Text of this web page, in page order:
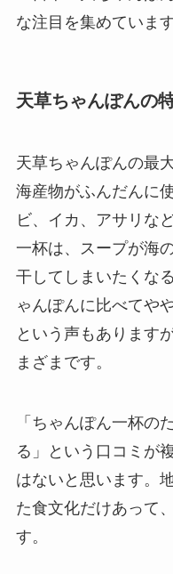
な注目を集めています
天草ちゃんぽんの
天草ちゃんぽんの最
海産物がふんだんに
ビ、イカ、アサリな
一杯は、スープが海
干してしまいたくな
ゃんぽんに比べてや
という声もあります
まざまです。
「ちゃんぽん一杯の
る」という口コミが
はないと思います。
た食文化だけあって
す。